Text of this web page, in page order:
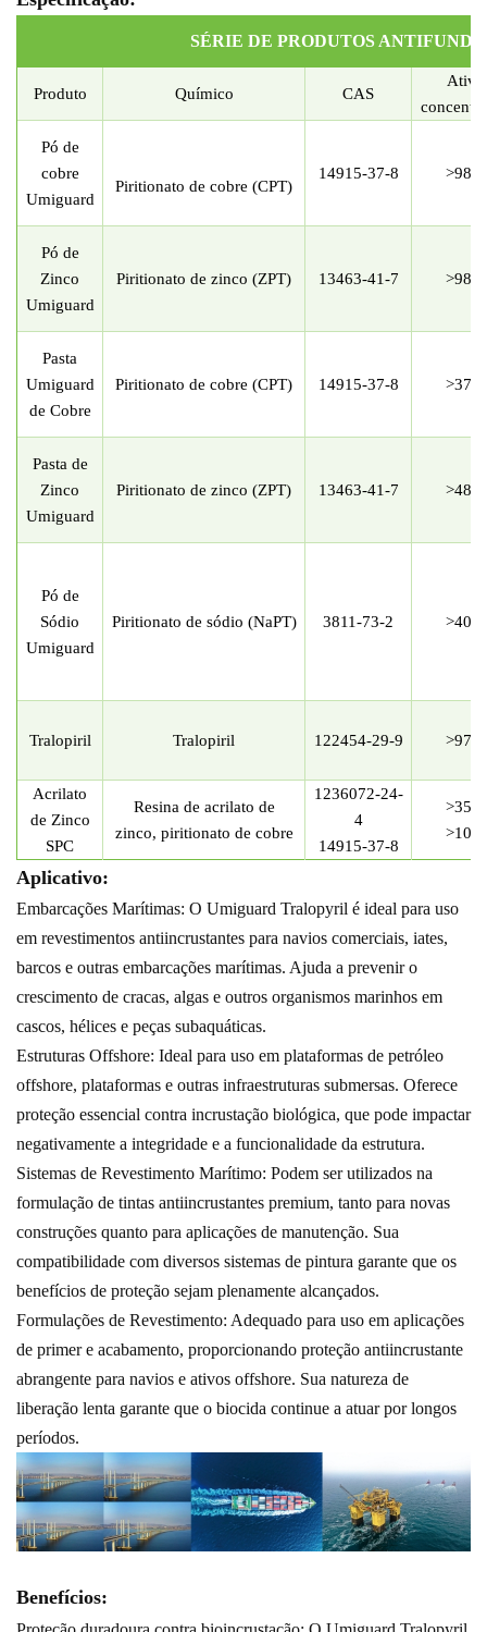
SÉRIE DE PRODUTOS
Produto Químico CAS
Ativo
Pó de
cobre
Umiguard
Piritionato de cobre (CPT)
14915-37-8 >98
Pó de
Zinco
Umiguard
Piritionato de zinco (ZPT) 13463-41-7 >98
Pasta
Umiguard
de Cobre
Piritionato de cobre (CPT) 14915-37-8 >37
Pasta de
Zinco
Umiguard
Piritionato de zinco (ZPT) 13463-41-7 >48
Pó de
Sódio
Umiguard
Piritionato de sódio (NaPT) 3811-73-2 >40
Tralopiril Tralopiril 122454-29-9 >97
Acrilato
de Zinco
SPC
Resina de acrilato de
zinco, piritionato de cobre
1236072-24-
4
14915-37-8
>35
>10%
Aplicativo:
Embarcações Marítimas: O Umiguard Tralopyril é ideal para uso
em revestimentos antiincrustantes para navios comerciais, iates,
barcos e outras embarcações marítimas. Ajuda a prevenir o
crescimento de cracas, algas e outros organismos marinhos em
cascos, hélices e peças subaquáticas.
Estruturas Offshore: Ideal para uso em plataformas de petróleo
offshore, plataformas e outras infraestruturas submersas. Oferece
proteção essencial contra incrustação biológica, que pode impactar
negativamente a integridade e a funcionalidade da estrutura.
Sistemas de Revestimento Marítimo: Podem ser utilizados na
formulação de tintas antiincrustantes premium, tanto para novas
construções quanto para aplicações de manutenção. Sua
compatibilidade com diversos sistemas de pintura garante que os
benefícios de proteção sejam plenamente alcançados.
Formulações de Revestimento: Adequado para uso em aplicações
de primer e acabamento, proporcionando proteção antiincrustante
abrangente para navios e ativos offshore. Sua natureza de
liberação lenta garante que o biocida continue a atuar por longos
períodos.
Benefícios: